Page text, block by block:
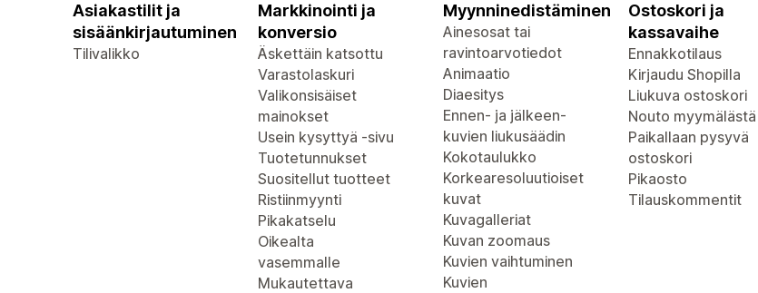
Asiakastilit ja
sisäänkirjautuminen
Tilivalikko
Markkinointi ja
konversio
Äskettäin katsottu
Varastolaskuri
Valikonsisäiset
mainokset
Usein kysyttyä -sivu
Tuotetunnukset
Suositellut tuotteet
Ristiinmyynti
Pikakatselu
Oikealta
vasemmalle
Mukautettava
Myynninedistäminen
Ainesosat tai
ravintoarvotiedot
Animaatio
Diaesitys
Ennen- ja jälkeen-
kuvien liukusäädin
Kokotaulukko
Korkearesoluutioiset
kuvat
Kuvagalleriat
Kuvan zoomaus
Kuvien vaihtuminen
Kuvien
Ostoskori ja
kassavaihe
Ennakkotilaus
Kirjaudu Shopilla
Liukuva ostoskori
Nouto myymälästä
Paikallaan pysyvä
ostoskori
Pikaosto
Tilauskommentit